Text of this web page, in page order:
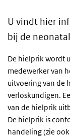
U vindt hier
bij de
De hielprik wordt
medewerker van
uitvoering van de
verloskundigen.
van de hielprik
De hielprik is
handeling (zie ook